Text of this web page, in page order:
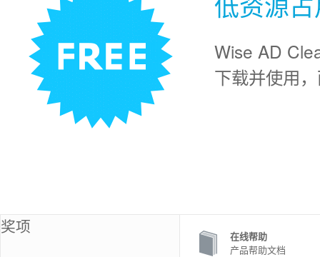
Wise AD
下载并使用
奖项
在线帮助
产品帮助文档